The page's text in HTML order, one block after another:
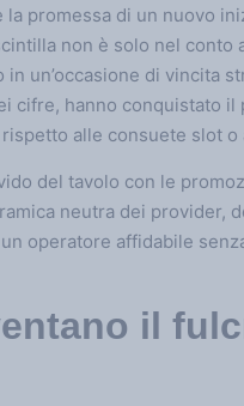
promessa di un nuovo
non è solo nel conto
un’occasione di vincita
cifre, hanno conquistato il
alle consuete slot
del tavolo con le
neutra dei provider,
operatore affidabile
il